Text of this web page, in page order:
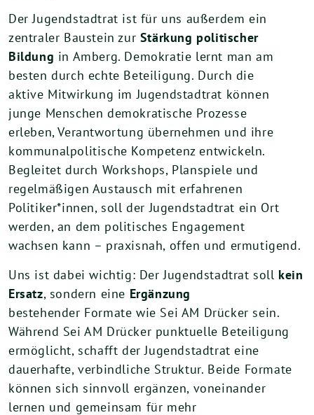
Der Jugendstadtrat ist für uns außerdem ein
zentraler Baustein zur Stärkung politischer
Bildung in Amberg. Demokratie lernt man am
besten durch echte Beteiligung. Durch die
aktive Mitwirkung im Jugendstadtrat können
junge Menschen demokratische Prozesse
erleben, Verantwortung übernehmen und ihre
kommunalpolitische Kompetenz entwickeln.
Begleitet durch Workshops, Planspiele und
regelmäßigen Austausch mit erfahrenen
Politiker*innen, soll der Jugendstadtrat ein Ort
werden, an dem politisches Engagement
wachsen kann – praxisnah, offen und ermutigend.
Uns ist dabei wichtig: Der Jugendstadtrat soll kein
Ersatz, sondern eine Ergänzung
bestehender Formate wie Sei AM Drücker sein.
Während Sei AM Drücker punktuelle Beteiligung
ermöglicht, schafft der Jugendstadtrat eine
dauerhafte, verbindliche Struktur. Beide Formate
können sich sinnvoll ergänzen, voneinander
lernen und gemeinsam für mehr